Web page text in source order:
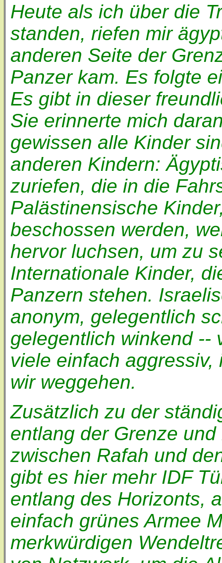
Heute als ich über die
standen, riefen mir
anderen Seite der
Panzer kam. Es folgte
Es gibt in dieser
Sie erinnerte mich
gewissen alle Kinder
anderen Kindern:
zuriefen, die in die
Palästinensische
beschossen werden,
hervor luchsen, um zu
Internationale Kinder,
Panzern stehen.
anonym, gelegentlich
gelegentlich winkend --
viele einfach
wir weggehen.
Zusätzlich zu der
entlang der Grenze
zwischen Rafah und
gibt es hier mehr IDF
entlang des Horizonts,
einfach grünes Armee
merkwürdigen